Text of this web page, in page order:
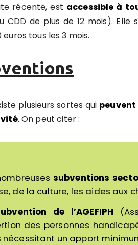
récente, est accessible à
CDD de plus de 12 mois). Elle
tous les 3 mois.
plusieurs sortes qui peuvent
. On peut citer :
subventions
de la culture, les aides aux
de l’AGEFIPH
des personnes
nécessitant un apport